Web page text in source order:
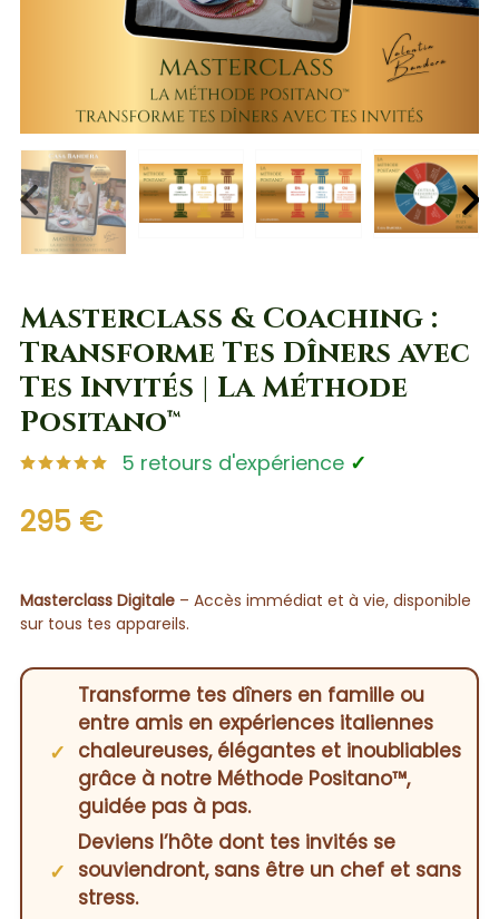
PREV
Masterclass & Coaching :
Transforme Tes Dîners avec
Tes Invités | La Méthode
Positano™
5 retours d'expérience ✓
295 €
Masterclass Digitale – Accès immédiat et à vie, disponible
sur tous tes appareils.
Transforme tes dîners en famille ou
entre amis en expériences italiennes
chaleureuses, élégantes et inoubliables
grâce à notre Méthode Positano™,
guidée pas à pas.
Deviens l’hôte dont tes invités se
souviendront, sans être un chef et sans
stress.